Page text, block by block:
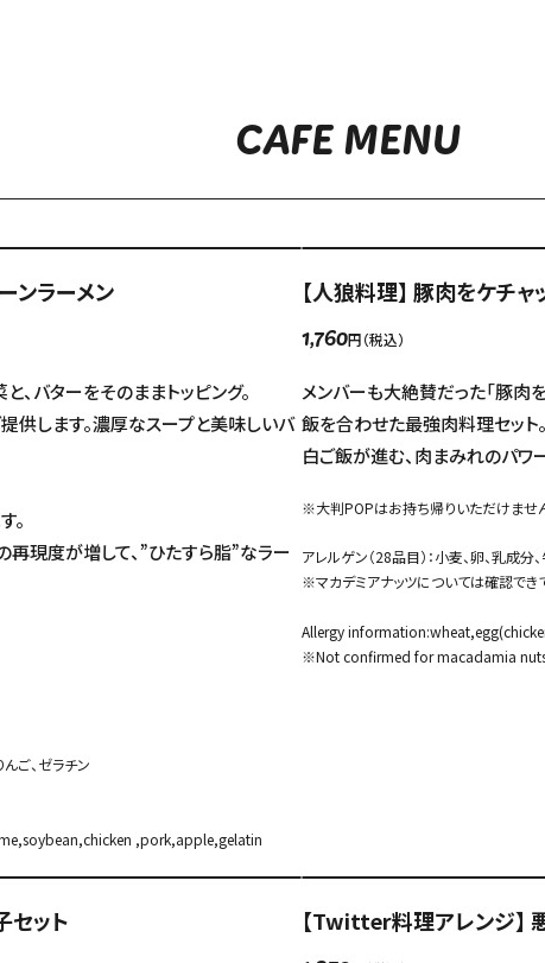
CAFE MENU
ンラーメン
、バターをそのままトッピング。
供します。濃厚なスープと美味しいバ
。
再現度が増して、”ひたすら脂”なラー
んご、ゼラチン
,pork,apple,gelatin
【人狼料理】 豚肉をケチ
1,760円（税込）
メンバーも大絶賛だった「豚肉
飯を合わせた最強肉料理セット。
白ご飯が進む、肉まみれのパワ
※大判POPはお持ち帰りいただけませ
アレルゲン（28品目）：小麦、卵、乳成分
※マカデミアナッツについては確認でき
Allergy
※Not confirmed for macadamia
セット 【Twitter料理アレンジ】